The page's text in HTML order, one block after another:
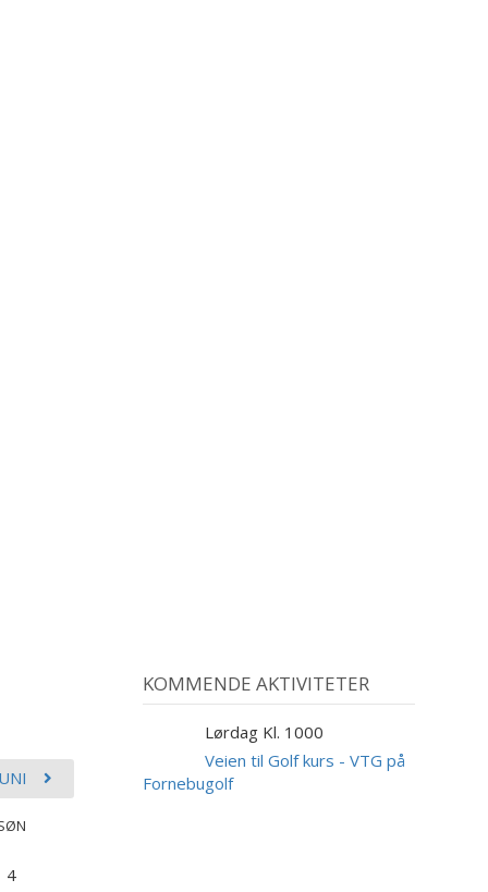
4
KOMMENDE AKTIVITETER
Lørdag Kl. 1000
Veien til Golf kurs - VTG på
Fornebugolf